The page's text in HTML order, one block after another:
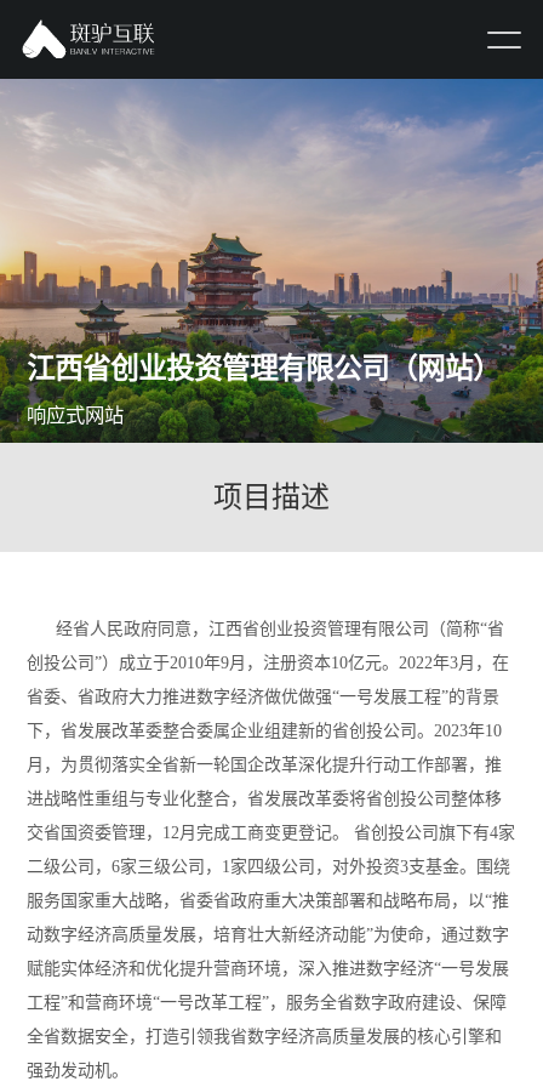
江西省创业投资管理有限公司（网站）
响应式网站
项目描述
经省人民政府同意，江西省创业投资管理有限公司（简称“省
创投公司”）成立于2010年9月，注册资本10亿元。2022年3月，在
省委、省政府大力推进数字经济做优做强“一号发展工程”的背景
下，省发展改革委整合委属企业组建新的省创投公司。2023年10
月，为贯彻落实全省新一轮国企改革深化提升行动工作部署，推
进战略性重组与专业化整合，省发展改革委将省创投公司整体移
交省国资委管理，12月完成工商变更登记。 省创投公司旗下有4家
二级公司，6家三级公司，1家四级公司，对外投资3支基金。围绕
服务国家重大战略，省委省政府重大决策部署和战略布局，以“推
动数字经济高质量发展，培育壮大新经济动能”为使命，通过数字
赋能实体经济和优化提升营商环境，深入推进数字经济“一号发展
工程”和营商环境“一号改革工程”，服务全省数字政府建设、保障
全省数据安全，打造引领我省数字经济高质量发展的核心引擎和
强劲发动机。